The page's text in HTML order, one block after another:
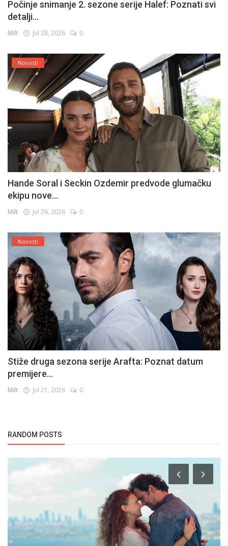
Počinje snimanje 2. sezone serije Halef: Poznati svi
detalji...
Milt Jul 28, 2026 0
Novosti
Hande Soral i Seckin Ozdemir predvode glumačku
ekipu nove...
Milt Jul 26, 2026 0
Novosti
Stiže druga sezona serije Arafta: Poznat datum
premijere...
Milt Jul 21, 2026 0
RANDOM POSTS